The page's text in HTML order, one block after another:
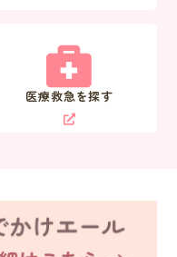
医療救急を探す